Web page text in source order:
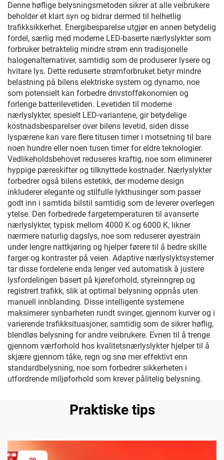
Denne høflige belysningsmetoden sikrer at alle veibrukere
beholder et klart syn og bidrar dermed til helhetlig
trafikksikkerhet. Energibesparelse utgjør en annen betydelig
fordel, særlig med moderne LED-baserte nærlyslykter som
forbruker betraktelig mindre strøm enn tradisjonelle
halogenalternativer, samtidig som de produserer lysere og
hvitare lys. Dette reduserte strømforbruket betyr mindre
belastning på bilens elektriske system og dynamo, noe
som potensielt kan forbedre drivstofføkonomien og
forlenge batterilevetiden. Levetiden til moderne
nærlyslykter, spesielt LED-variantene, gir betydelige
kostnadsbesparelser over bilens levetid, siden disse
lyspærene kan vare flere titusen timer i motsetning til bare
noen hundre eller noen tusen timer for eldre teknologier.
Vedlikeholdsbehovet reduseres kraftig, noe som eliminerer
hyppige pæreskifter og tilknyttede kostnader. Nærlyslykter
forbedrer også bilens estetikk, der moderne design
inkluderer elegante og stilfulle lykthusinger som passer
godt inn i samtida bilstil samtidig som de leverer overlegen
ytelse. Den forbedrede fargetemperaturen til avanserte
nærlyslykter, typisk mellom 4000 K og 6000 K, likner
nærmere naturlig dagslys, noe som reduserer øyestrain
under lengre nattkjøring og hjelper førere til å bedre skille
farger og kontraster på veien. Adaptive nærlyslyktsystemer
tar disse fordelene enda lenger ved automatisk å justere
lysfordelingen basert på kjøreforhold, styreinngrep og
registrert trafikk, slik at optimal belysning oppnås uten
manuell innblanding. Disse intelligente systemene
maksimerer synbarheten rundt svinger, gjennom kurver og i
varierende trafikksituasjoner, samtidig som de sikrer høflig,
blendløs belysning for andre veibrukere. Evnen til å trenge
gjennom værforhold hos kvalitetsnærlyslykter hjelper til å
skjære gjennom tåke, regn og snø mer effektivt enn
standardbelysning, noe som forbedrer sikkerheten i
utfordrende miljøforhold som krever pålitelig belysning.
Praktiske tips